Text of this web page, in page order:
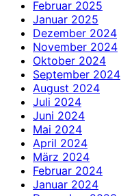
Februar 2025
Januar 2025
Dezember 2024
November 2024
Oktober 2024
September 2024
August 2024
Juli 2024
Juni 2024
Mai 2024
April 2024
März 2024
Februar 2024
Januar 2024